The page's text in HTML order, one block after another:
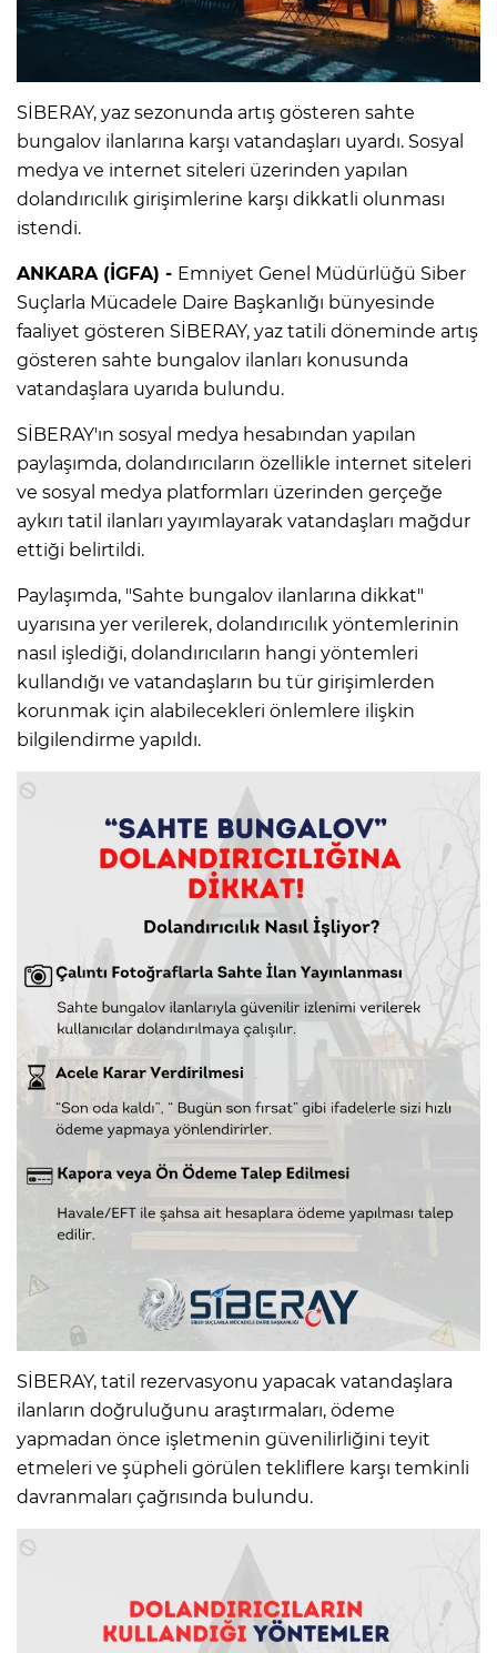
SİBERAY, yaz sezonunda artış gösteren sahte
bungalov ilanlarına karşı vatandaşları uyardı. Sosyal
medya ve internet siteleri üzerinden yapılan
dolandırıcılık girişimlerine karşı dikkatli olunması
istendi.
ANKARA (İGFA) - Emniyet Genel Müdürlüğü Siber
Suçlarla Mücadele Daire Başkanlığı bünyesinde
faaliyet gösteren SİBERAY, yaz tatili döneminde artış
gösteren sahte bungalov ilanları konusunda
vatandaşlara uyarıda bulundu.
SİBERAY'ın sosyal medya hesabından yapılan
paylaşımda, dolandırıcıların özellikle internet siteleri
ve sosyal medya platformları üzerinden gerçeğe
aykırı tatil ilanları yayımlayarak vatandaşları mağdur
ettiği belirtildi.
Paylaşımda, "Sahte bungalov ilanlarına dikkat"
uyarısına yer verilerek, dolandırıcılık yöntemlerinin
nasıl işlediği, dolandırıcıların hangi yöntemleri
kullandığı ve vatandaşların bu tür girişimlerden
korunmak için alabilecekleri önlemlere ilişkin
bilgilendirme yapıldı.
SİBERAY, tatil rezervasyonu yapacak vatandaşlara
ilanların doğruluğunu araştırmaları, ödeme
yapmadan önce işletmenin güvenilirliğini teyit
etmeleri ve şüpheli görülen tekliflere karşı temkinli
davranmaları çağrısında bulundu.